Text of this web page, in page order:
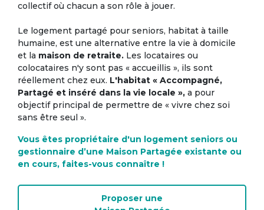
collectif où chacun a son rôle à jouer.
Le logement partagé pour seniors, habitat à taille
humaine, est une alternative entre la vie à domicile
et la maison de retraite. Les locataires ou
colocataires n'y sont pas « accueillis », ils sont
réellement chez eux. L'habitat « Accompagné,
Partagé et inséré dans la vie locale », a pour
objectif principal de permettre de « vivre chez soi
sans être seul ».
Vous êtes propriétaire d'un logement seniors ou
gestionnaire d’une Maison Partagée existante ou
en cours, faites-vous connaître !
Proposer une